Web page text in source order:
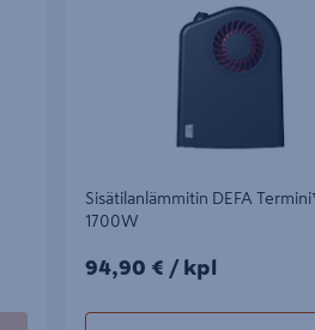
Sisätilanlämmitin DEFA
1700W
94,90€/kpl
94,90 € / kpl